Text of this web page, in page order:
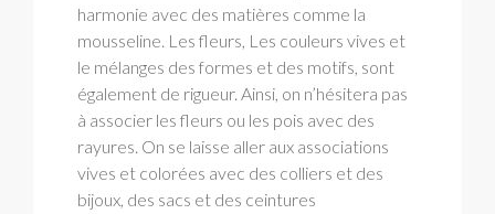
harmonie avec des matières comme la
mousseline. Les fleurs, Les couleurs vives et
le mélanges des formes et des motifs, sont
également de rigueur. Ainsi, on n’hésitera pas
à associer les fleurs ou les pois avec des
rayures. On se laisse aller aux associations
vives et colorées avec des colliers et des
bijoux, des sacs et des ceintures